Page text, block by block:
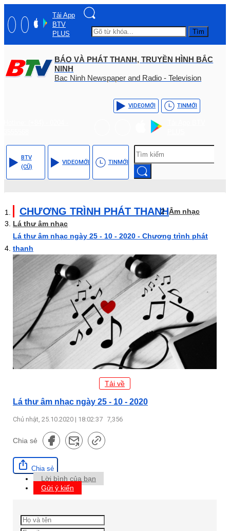
Tải App
BTV
PLUS
Tìm
BÁO VÀ PHÁT THANH, TRUYỀN HÌNH BẮC
NINH
Bac Ninh Newspaper and Radio - Television
VIDEOMỚI TINMỚI
BTV
(CŨ)
VIDEOMỚI TINMỚI
CHƯƠNG TRÌNH PHÁT THANHÂm nhạc
Lá thư âm nhạc
Lá thư âm nhạc ngày 25 - 10 - 2020 - Chương trình phát
thanh
Tải về
Lá thư âm nhạc ngày 25 - 10 - 2020
Chủ nhật, 25.10.2020 | 18:02:37 7,356
Chia sẻ
Chia sẻ
Lời bình của bạn
Gửi ý kiến